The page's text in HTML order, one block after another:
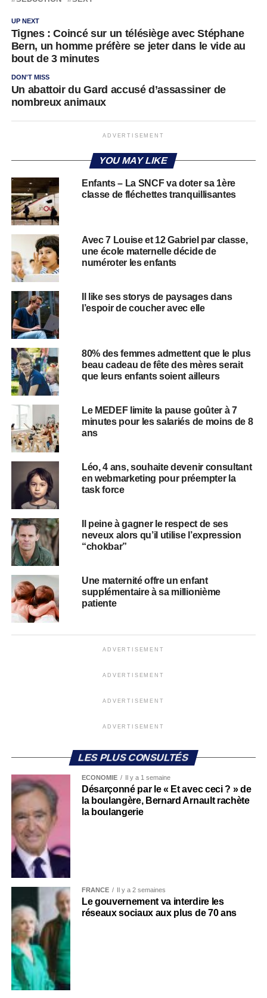
UP NEXT
Tignes : Coincé sur un télésiège avec Stéphane
Bern, un homme préfère se jeter dans le vide au
bout de 3 minutes
DON'T MISS
Un abattoir du Gard accusé d’assassiner de
nombreux animaux
ADVERTISEMENT
YOU MAY LIKE
Enfants – La SNCF va doter sa 1ère
classe de fléchettes tranquillisantes
Avec 7 Louise et 12 Gabriel par classe,
une école maternelle décide de
numéroter les enfants
Il like ses storys de paysages dans
l’espoir de coucher avec elle
80% des femmes admettent que le plus
beau cadeau de fête des mères serait
que leurs enfants soient ailleurs
Le MEDEF limite la pause goûter à 7
minutes pour les salariés de moins de 8
ans
Léo, 4 ans, souhaite devenir consultant
en webmarketing pour préempter la
task force
Il peine à gagner le respect de ses
neveux alors qu’il utilise l’expression
“chokbar”
Une maternité offre un enfant
supplémentaire à sa millionième
patiente
ADVERTISEMENT
ADVERTISEMENT
ADVERTISEMENT
ADVERTISEMENT
LES PLUS CONSULTÉS
ECONOMIE Il y a 1 semaine
Désarçonné par le « Et avec ceci ? » de
la boulangère, Bernard Arnault rachète
la boulangerie
FRANCE Il y a 2 semaines
Le gouvernement va interdire les
réseaux sociaux aux plus de 70 ans